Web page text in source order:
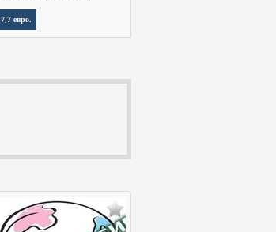
7,7 евро.